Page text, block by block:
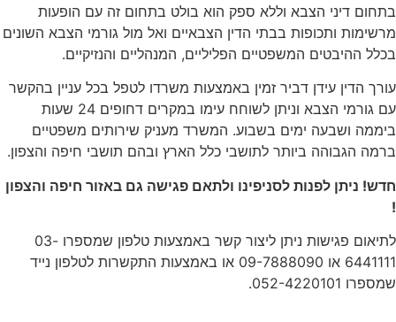
בתחום זה עם הופעות
ואל מול גורמי הצבא השונים
והנזיקיים.
לטפל בכל עניין בהקשר
עם גורמי הצבא וניתן לשוחח עימו במקרים דחופים 24 שעות
שירותים משפטיים
ובהם תושבי חיפה והצפון.
גם באזור חיפה והצפון
לתיאום פגישות ניתן ליצור קשר באמצעות טלפון שמספרו 03-
או באמצעות התקשרות לטלפון נייד